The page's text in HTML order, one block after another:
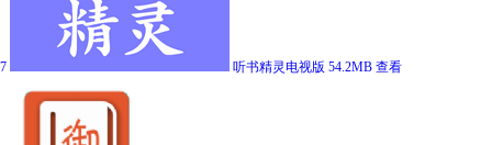
7 听书精灵电视版 54.2MB 查看